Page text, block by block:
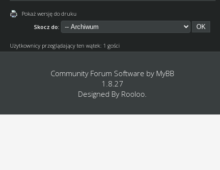
Pokaż wersję do druku
Skocz do:
Użytkownicy przeglądający ten wątek: 1 gości
Community Forum Software by MyBB
1.8.27
Designed By Rooloo